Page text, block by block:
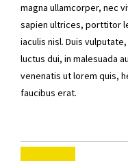
magna ullamcorper, nec
sapien ultrices, porttitor
iaculis nisl. Duis
luctus dui, in malesuada
venenatis ut lorem quis,
faucibus erat.